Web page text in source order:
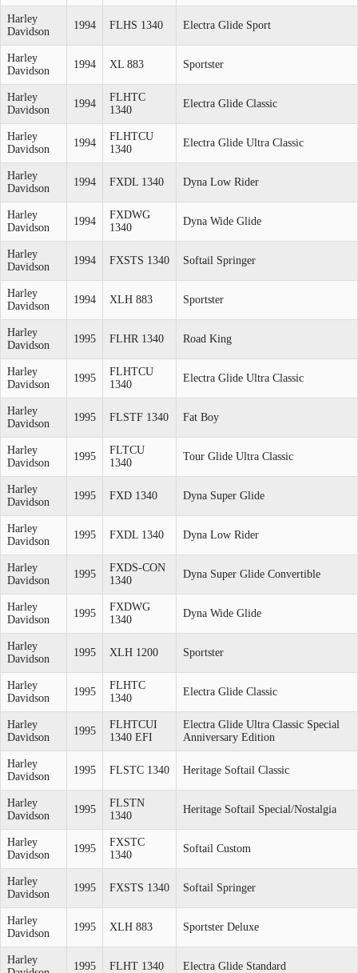
Harley
Davidson
1994 FLHS 1340 Electra Glide Sport
Harley
Davidson
1994 XL 883 Sportster
Harley
Davidson
1994
FLHTC
1340
Electra Glide Classic
Harley
Davidson
1994
FLHTCU
1340
Electra Glide Ultra Classic
Harley
Davidson
1994 FXDL 1340 Dyna Low Rider
Harley
Davidson
1994
FXDWG
1340
Dyna Wide Glide
Harley
Davidson
1994 FXSTS 1340 Softail Springer
Harley
Davidson
1994 XLH 883 Sportster
Harley
Davidson
1995 FLHR 1340 Road King
Harley
Davidson
1995
FLHTCU
1340
Electra Glide Ultra Classic
Harley
Davidson
1995 FLSTF 1340 Fat Boy
Harley
Davidson
1995
FLTCU
1340
Tour Glide Ultra Classic
Harley
Davidson
1995 FXD 1340 Dyna Super Glide
Harley
Davidson
1995 FXDL 1340 Dyna Low Rider
Harley
Davidson
1995
FXDS-CON
1340
Dyna Super Glide Convertible
Harley
Davidson
1995
FXDWG
1340
Dyna Wide Glide
Harley
Davidson
1995 XLH 1200 Sportster
Harley
Davidson
1995
FLHTC
1340
Electra Glide Classic
Harley
Davidson
1995
FLHTCUI
1340 EFI
Electra Glide Ultra Classic Special
Anniversary Edition
Harley
Davidson
1995 FLSTC 1340 Heritage Softail Classic
Harley
Davidson
1995
FLSTN
1340
Heritage Softail Special/Nostalgia
Harley
Davidson
1995
FXSTC
1340
Softail Custom
Harley
Davidson
1995 FXSTS 1340 Softail Springer
Harley
Davidson
1995 XLH 883 Sportster Deluxe
Harley
1995 FLHT 1340 Electra Glide Standard